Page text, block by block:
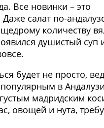
Все новинки – это
салат по-
количеству
душистый суп
будет не просто,
в
мадридским
овощей и нута,